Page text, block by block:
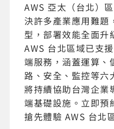
AWS 亞太（台北）
決許多產業應用難題
型，部署效能全面升
AWS 台北區域已支
端服務，涵蓋運算、
路、安全、監控等六
將持續協助台灣企業
端基礎設施。立即預
搶先體驗 AWS 台北